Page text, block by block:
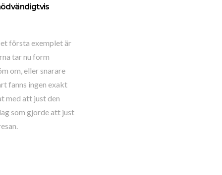
första exemplet är
tar nu form
om, eller snarare
fanns ingen exakt
med att just den
som gjorde att just